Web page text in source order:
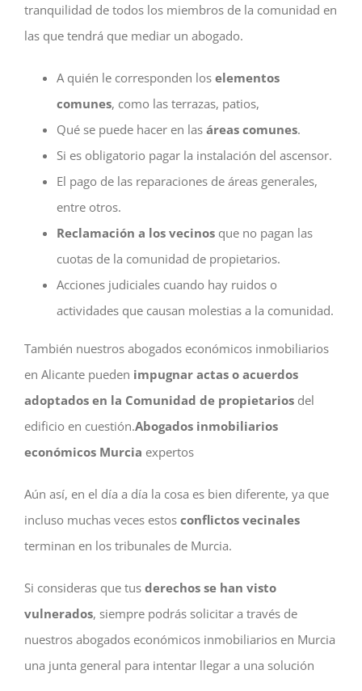
tranquilidad de todos los miembros de la comunidad en
las que tendrá que mediar un abogado.
A quién le corresponden los elementos
comunes, como las terrazas, patios,
Qué se puede hacer en las áreas comunes.
Si es obligatorio pagar la instalación del ascensor.
El pago de las reparaciones de áreas generales,
entre otros.
Reclamación a los vecinosque no pagan las
cuotas de la comunidad de propietarios.
Acciones judiciales cuando hay ruidos o
actividades que causan molestias a la comunidad.
También nuestros abogados económicos inmobiliarios
en Alicante pueden impugnar actas o acuerdos
adoptados en la Comunidad de propietariosdel
edificio en cuestión.Abogados inmobiliarios
económicos Murcia expertos
Aún así, en el día a día la cosa es bien diferente, ya que
incluso muchas veces estos conflictos vecinales
terminan en los tribunales de Murcia.
Si consideras que tus derechos se han visto
vulnerados, siempre podrás solicitar a través de
nuestros abogados económicos inmobiliarios en Murcia
una junta general para intentar llegar a una solución